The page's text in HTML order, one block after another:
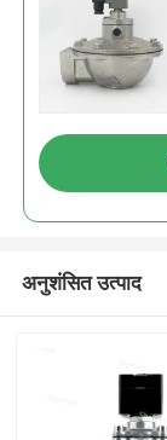
अनुशंसित उत्पाद